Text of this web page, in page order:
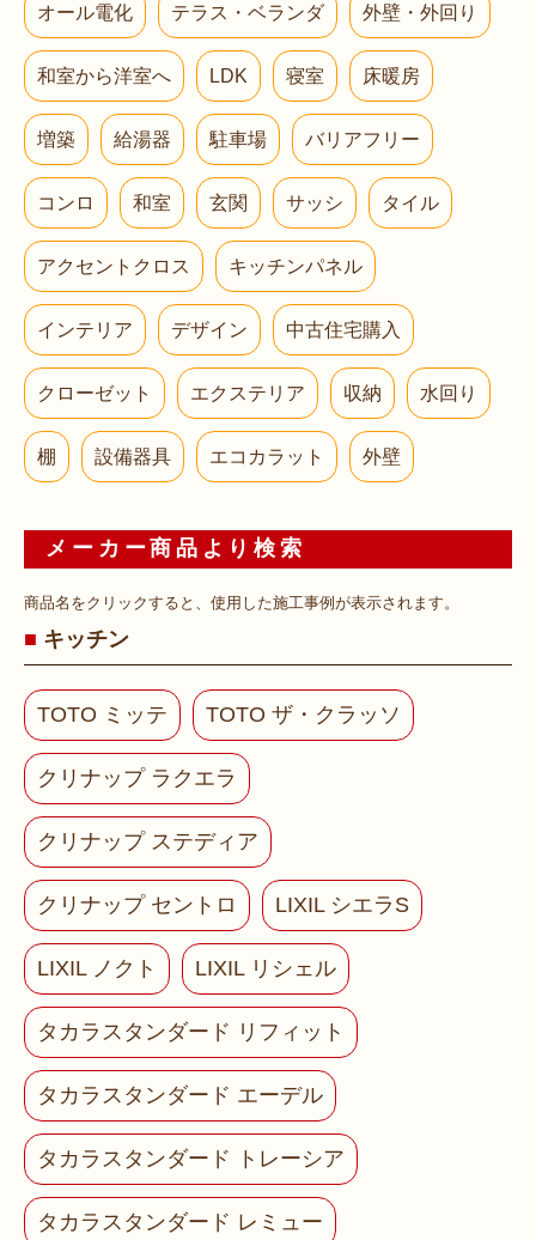
オール電化 テラス・ベランダ 外壁・外回り
和室から洋室へ LDK 寝室 床暖房
増築 給湯器 駐車場 バリアフリー
コンロ 和室 玄関 サッシ タイル
アクセントクロス キッチンパネル
インテリア デザイン 中古住宅購入
クローゼット エクステリア 収納 水回り
棚 設備器具 エコカラット 外壁
メーカー商品より検索
商品名をクリックすると、使用した施工事例が表示されます。
キッチン
TOTO ミッテ TOTO ザ・クラッソ
クリナップ ラクエラ
クリナップ ステディア
クリナップ セントロ LIXIL シエラS
LIXIL ノクト LIXIL リシェル
タカラスタンダード リフィット
タカラスタンダード エーデル
タカラスタンダード トレーシア
タカラスタンダード レミュー